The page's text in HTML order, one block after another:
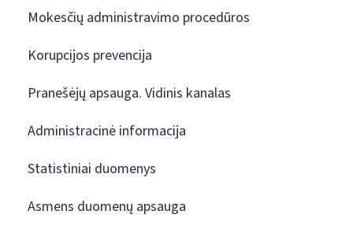
Mokesčių administravimo procedūros
Korupcijos prevencija
Pranešėjų apsauga. Vidinis kanalas
Administracinė informacija
Statistiniai duomenys
Asmens duomenų apsauga